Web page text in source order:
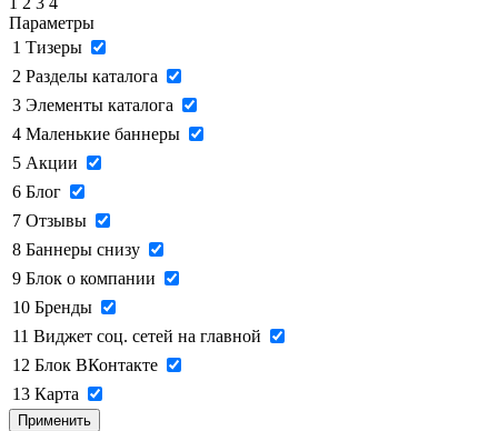
Параметры
1 Тизеры
2 Разделы каталога
3 Элементы каталога
4 Маленькие баннеры
5 Акции
6 Блог
7 Отзывы
8 Баннеры снизу
9 Блок о компании
10 Бренды
11 Виджет соц. сетей на главной
12 Блок ВКонтакте
13 Карта
Применить